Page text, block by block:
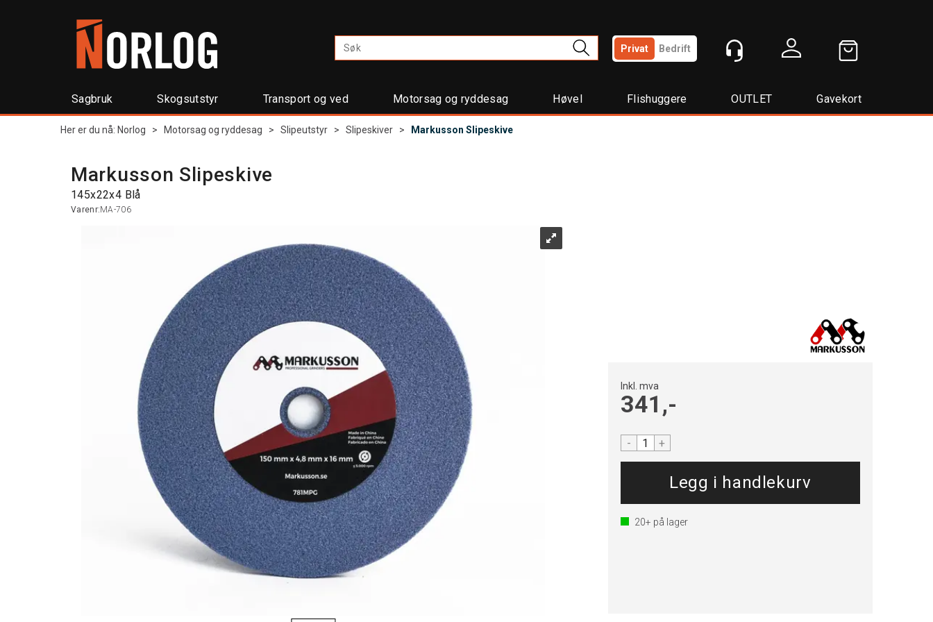
Privat Bedrift
Sagbruk Skogsutstyr Transport og ved Motorsag og ryddesag Høvel Flishuggere OUTLET Gavekort
Her er du nå: Norlog > Motorsag og ryddesag > Slipeutstyr > Slipeskiver > Markusson Slipeskive
Markusson Slipeskive
145x22x4 Blå
Varenr:MA-706
Inkl. mva
341,-
- +
20+ på lager